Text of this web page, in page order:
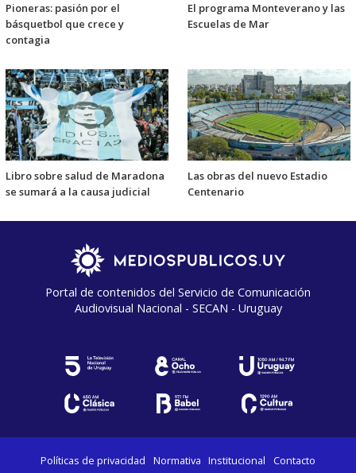
Pioneras: pasión por el
básquetbol que crece y
contagia
El programa Monteverano y las
Escuelas de Mar
Libro sobre salud de Maradona
se sumará a la causa judicial
Las obras del nuevo Estadio
Centenario
Portal de contenidos del Servicio de Comunicación
Audiovisual Nacional - SECAN - Uruguay
Políticas de privacidad Normativa Institucional Contacto